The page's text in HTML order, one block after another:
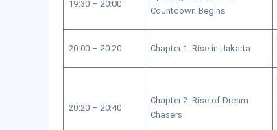
19:30 – 20:00
Countdown Begins
20:00 – 20:20 Chapter 1: Rise in Jakarta
20:20 – 20:40
Chapter 2: Rise of Dream
Chasers